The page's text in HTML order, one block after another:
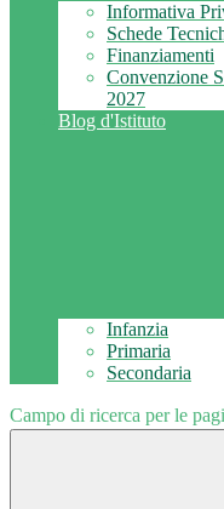
Informativa
Schede
Finanziamenti
Convenzione
2027
Blog d'Istituto
Infanzia
Primaria
Secondaria
Campo di ricerca per le